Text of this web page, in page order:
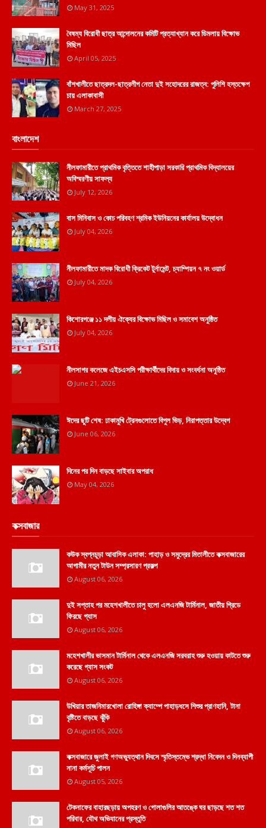
May 31, 2025
বৈষম্য বিরোধী ছাত্র আন্দোলনের কমিটি প্রত্যাখ্যান করে ডিমলায় বিক্ষোভ
মিছিল
April 05, 2025
বাঁশখালীতে ছাত্রদল-ছাত্রলীগ নেতা দুই সহোদরের রাজত্ব: পুলিশি হস্তক্ষেপ
চায় এলাকাবাসী
March 27, 2025
বাংলাদেশ
নীলফামারীতে প্রাথমিক বৃত্তিতে শাহীপাড়া সরকারি প্রাথমিক বিদ্যালয়ের
অবিস্মরণীয় সাফল্য
July 12, 2026
বাস মিনিবাস ও কোচ পরিবহণ শ্রমিক ইউনিয়নের কার্যালয় উদ্বোধন
July 04, 2026
নীলফামারীতে মাদক বিরোধী ক্রিকেট টুর্নামেন্ট, চ্যাম্পিয়ন ৭ নং ওয়ার্ড
July 04, 2026
কিশোরগঞ্জে ১১ দলীয় ঐক্যের বিক্ষোভ মিছিল ও সমাবেশ অনুষ্ঠিত
July 04, 2026
নীলসাগর কলেজে এইচএসসি পরীক্ষার্থীদের বিদায় ও সংবর্ধনা অনুষ্ঠিত
June 21, 2026
ঈদের ছুটি শেষ: ঢাকামুখি ট্রেনগুলোতে বিপুল ভিড়, নিরাপত্তার উদ্বেগ
June 06, 2026
দিনের পর দিন বাড়ছে সাইবার অপরাধ
May 04, 2026
কক্সবাজার
কউক স্বপ্নচূড়া আবাসিক এলাকা: পাহাড় ও সমুদ্রের মিতালীতে কক্সবাজারের
আগামীর নতুন টাউন সম্প্রসারণ প্রকল্প
August 06, 2026
দুই সপ্তাহ পর মহেশখালীতে চালু হলো এলএনজি টার্মিনাল, জাতীয় গ্রিডে
ফিরছে গ্যাস
August 06, 2026
মহেশখালীর ভাসমান টার্মিনাল থেকে এলএনজি সরবরাহ শুরু হওয়ায় কাটতে শুরু
করেছে গ্যাস সংকট
August 06, 2026
উখিয়ার তাজনিমারখোলা রোহিঙ্গা ক্যাম্পে পাহাড়ধসে শিশুর প্রাণহানি, টানা
বৃষ্টিতে বাড়ছে ঝুঁকি
August 06, 2026
কক্সবাজারে জুলাই গণঅভ্যুত্থান দিবসে স্মৃতিস্তম্ভে শ্রদ্ধা নিবেদন ও দিনব্যাপী
নানা কর্মসূচি পালন
August 05, 2026
টেকনাফের বাহারছড়ায় অপহরণ ও গোলাগুলির আতঙ্কে ঘর ছাড়ছে শত শত
পরিবার, যৌথ অভিযানের প্রস্তুতি